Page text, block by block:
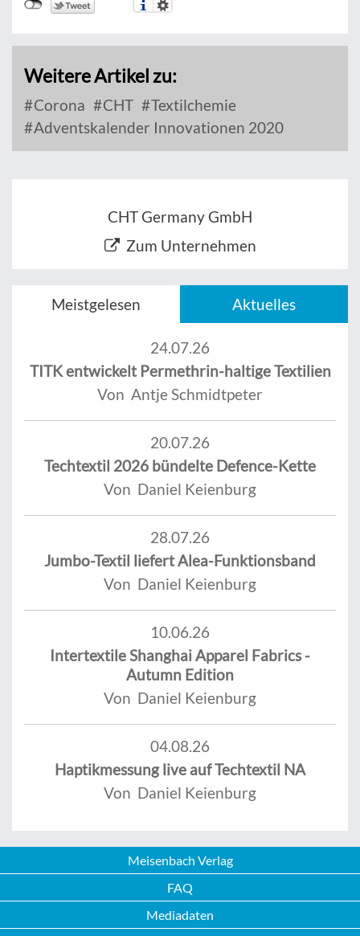
Weitere Artikel zu:
Corona CHT
Textilchemie
Adventskalender Innovationen 2020
CHT Germany GmbH
Zum Unternehmen
Meistgelesen Aktuelles
24.07.26
TITK entwickelt Permethrin-haltige Textilien
Von Antje Schmidtpeter
20.07.26
Techtextil 2026 bündelte Defence-Kette
Von Daniel Keienburg
28.07.26
Jumbo-Textil liefert Alea-Funktionsband
Von Daniel Keienburg
10.06.26
Intertextile Shanghai Apparel Fabrics -
Autumn Edition
Von Daniel Keienburg
04.08.26
Haptikmessung live auf Techtextil NA
Von Daniel Keienburg
Meisenbach Verlag
FAQ
Mediadaten